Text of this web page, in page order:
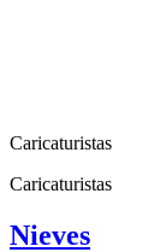
Caricaturistas
Caricaturistas
Nieves